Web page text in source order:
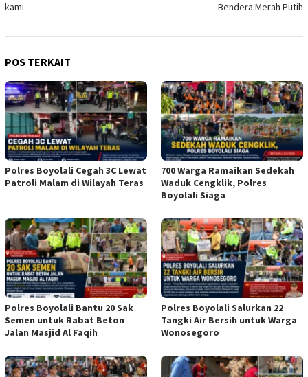
kami
Bendera Merah Putih
POS TERKAIT
Polres Boyolali Cegah 3C Lewat
Patroli Malam di Wilayah Teras
700 Warga Ramaikan Sedekah
Waduk Cengklik, Polres
Boyolali Siaga
Polres Boyolali Bantu 20 Sak
Semen untuk Rabat Beton
Jalan Masjid Al Faqih
Polres Boyolali Salurkan 22
Tangki Air Bersih untuk Warga
Wonosegoro